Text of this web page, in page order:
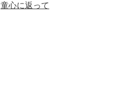
童心に返って